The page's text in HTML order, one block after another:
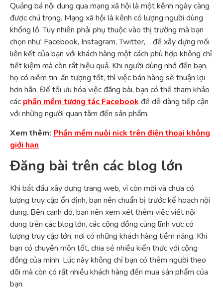
Quảng bá nội dung qua mạng xã hội là một kênh ngày càng
được chú trọng. Mạng xã hội là kênh có lượng người dùng
khổng lồ. Tuy nhiên phải phụ thuộc vào thị trường mà bạn
chọn như: Facebook, Instagram, Twitter,… để xây dựng mối
liên kết của bạn với khách hàng một cách phù hợp không chỉ
tiết kiệm mà còn rất hiệu quả. Khi người dùng nhớ đến bạn,
họ có niềm tin, ấn tượng tốt, thì việc bán hàng sẽ thuận lợi
hơn hẳn. Để tối ưu hóa việc đăng bài, bạn có thể tham khảo
các phần mềm tương tác Facebook để dễ dàng tiếp cận
với những người quan tâm đến sản phẩm.
Xem thêm: Phần mềm nuôi nick trên điện thoại không
giới hạn
Đăng bài trên các blog lớn
Khi bắt đầu xây dựng trang web, vì còn mời và chưa có
lượng truy cập ổn định, bạn nên chuẩn bị trước kế hoạch nội
dung. Bên cạnh đó, bạn nên xem xét thêm việc viết nội
dung trên các blog lớn, các cộng đồng cùng lĩnh vực có
lượng truy cập lớn, nơi có những khách hàng tiềm năng. Khi
bạn có chuyên môn tốt, chia sẻ nhiều kiến thức với cộng
đồng của mình. Lúc này không chỉ bạn có thêm người theo
dõi mà còn có rất nhiều khách hàng đến mua sản phẩm của
bạn.